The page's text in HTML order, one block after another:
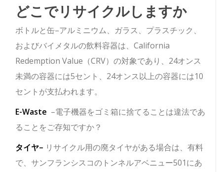
どこでリサイクルしますか
ボトルと缶–アルミニウム、ガラス、プラスチック、
およびバイメタルの飲料容器は、California
Redemption Value（CRV）の対象であり、24オンス
未満の容器には5セント、24オンス以上の容器には10
セントが支払われます。
E-Waste –電子機器をゴミ箱に捨てることは違法であ
ることをご存知ですか？
タイヤ– リサイクル用の廃タイヤがある場合は、有料
で、サンフランシスコのトンネルアベニュー501にあ